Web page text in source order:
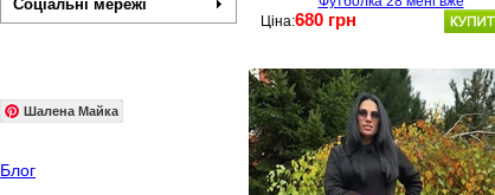
Соціальні мережі
Шалена Майка
Блог
Ціна:680 грн